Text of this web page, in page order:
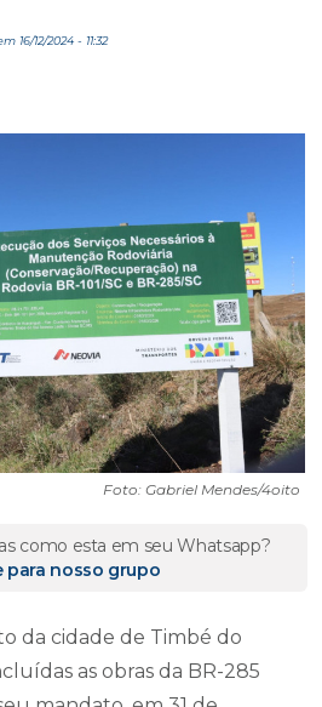
16/12/2024 - 11:32
Foto: Gabriel Mendes/4oito
como esta em seu Whatsapp?
para nosso grupo
da cidade de Timbé do
as obras da BR-285